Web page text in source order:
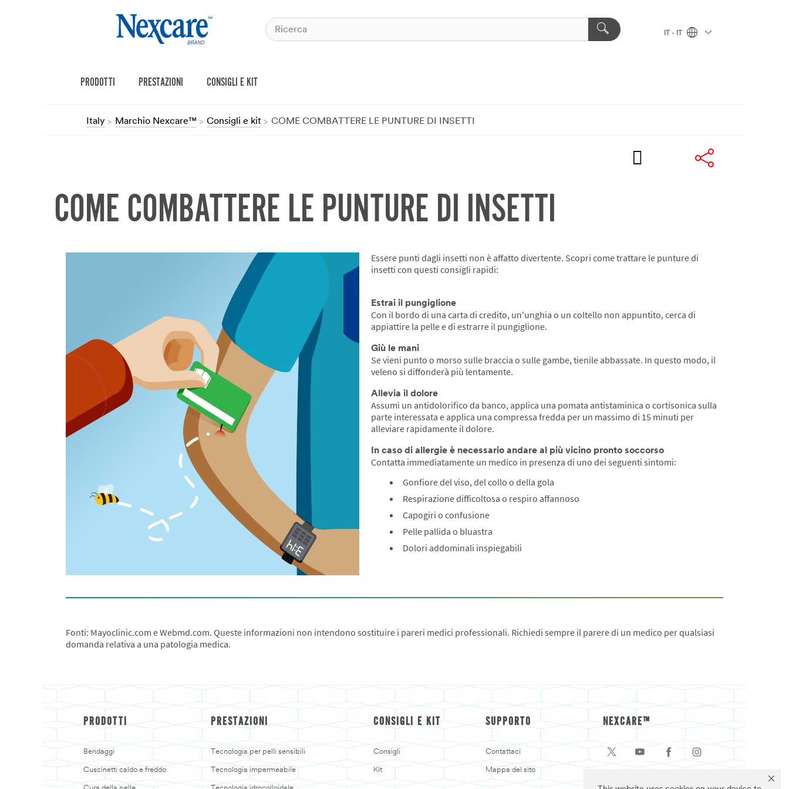
IT - IT
PRODOTTI PRESTAZIONI CONSIGLI E KIT
Italy Marchio Nexcare™ Consigli e kit COME COMBATTERE LE PUNTURE DI INSETTI
COME COMBATTERE LE PUNTURE DI INSETTI
Essere punti dagli insetti non è affatto divertente. Scopri come trattare le punture di
insetti con questi consigli rapidi:
Estrai il pungiglione
Con il bordo di una carta di credito, un'unghia o un coltello non appuntito, cerca di
appiattire la pelle e di estrarre il pungiglione.
Giù le mani
Se vieni punto o morso sulle braccia o sulle gambe, tienile abbassate. In questo modo, il
veleno si diffonderà più lentamente.
Allevia il dolore
Assumi un antidolorifico da banco, applica una pomata antistaminica o cortisonica sulla
parte interessata e applica una compressa fredda per un massimo di 15 minuti per
alleviare rapidamente il dolore.
In caso di allergie è necessario andare al più vicino pronto soccorso
Contatta immediatamente un medico in presenza di uno dei seguenti sintomi:
Gonfiore del viso, del collo o della gola
Respirazione difficoltosa o respiro affannoso
Capogiri o confusione
Pelle pallida o bluastra
Dolori addominali inspiegabili
Fonti: Mayoclinic.com e Webmd.com. Queste informazioni non intendono sostituire i pareri medici professionali. Richiedi sempre il parere di un medico per qualsiasi
domanda relativa a una patologia medica.
PRODOTTI
Bendaggi
Cuscinetti caldo e freddo
PRESTAZIONI
Tecnologia per pelli sensibili
Tecnologia impermeabile
CONSIGLI E KIT
Consigli
Kit
SUPPORTO
Contattaci
Mappa del sito
NEXCARE™